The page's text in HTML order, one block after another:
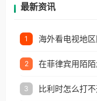
最新资讯
1
2
3